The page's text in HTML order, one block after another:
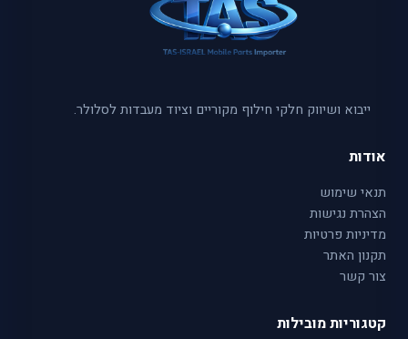
ייבוא ושיווק חלקי חילוף מקוריים וציוד מעבדות לסלולר.
אודות
תנאי שימוש
הצהרת נגישות
מדיניות פרטיות
תקנון האתר
צור קשר
קטגוריות מובילות